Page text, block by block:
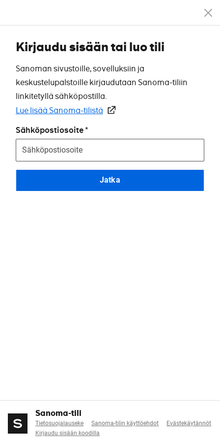
Kirjaudu sisään tai luo tili
Sanoman sivustoille, sovelluksiin ja
keskustelupalstoille kirjaudutaan Sanoma-tiliin
linkitetyllä sähköpostilla.
Lue lisää Sanoma-tilistä
Sähköpostiosoite
Jatka
Sanoma-tili
Tietosuojalauseke Sanoma-tilin käyttöehdot
Evästekäytännöt
Kirjaudu sisään koodilla